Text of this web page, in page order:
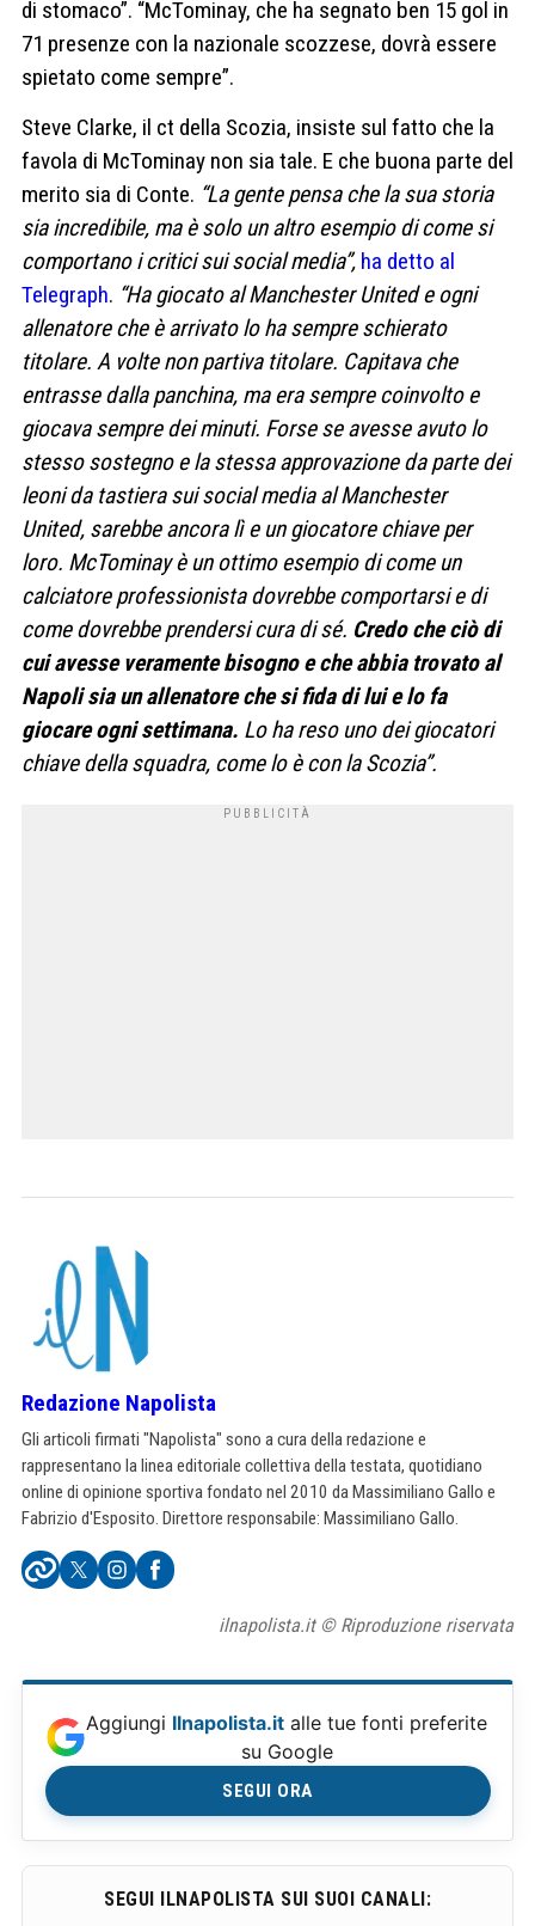
di stomaco”. “McTominay, che ha segnato ben 15 gol in
71 presenze con la nazionale scozzese, dovrà essere
spietato come sempre”.
Steve Clarke, il ct della Scozia, insiste sul fatto che la
favola di McTominay non sia tale. E che buona parte del
merito sia di Conte. “La gente pensa che la sua storia
sia incredibile, ma è solo un altro esempio di come si
comportano i critici sui social media”, ha detto al
Telegraph. “Ha giocato al Manchester United e ogni
allenatore che è arrivato lo ha sempre schierato
titolare. A volte non partiva titolare. Capitava che
entrasse dalla panchina, ma era sempre coinvolto e
giocava sempre dei minuti. Forse se avesse avuto lo
stesso sostegno e la stessa approvazione da parte dei
leoni da tastiera sui social media al Manchester
United, sarebbe ancora lì e un giocatore chiave per
loro. McTominay è un ottimo esempio di come un
calciatore professionista dovrebbe comportarsi e di
come dovrebbe prendersi cura di sé. Credo che ciò di
cui avesse veramente bisogno e che abbia trovato al
Napoli sia un allenatore che si fida di lui e lo fa
giocare ogni settimana. Lo ha reso uno dei giocatori
chiave della squadra, come lo è con la Scozia”.
Redazione Napolista
Gli articoli firmati "Napolista" sono a cura della redazione e
rappresentano la linea editoriale collettiva della testata, quotidiano
online di opinione sportiva fondato nel 2010 da Massimiliano Gallo e
Fabrizio d'Esposito. Direttore responsabile: Massimiliano Gallo.
ilnapolista.it © Riproduzione riservata
Aggiungi Ilnapolista.it alle tue fonti preferite
su Google
SEGUI ORA
SEGUI ILNAPOLISTA SUI SUOI CANALI: